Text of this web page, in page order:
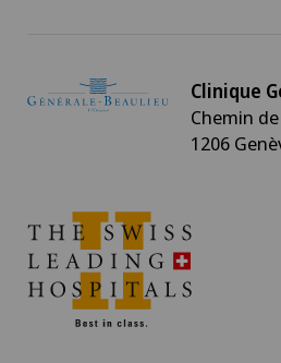
Radiologie standard
Rhumatologie
Clinique
Chemin
1206